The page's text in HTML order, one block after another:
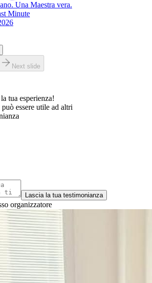
Una Maestra vera.
Minute
Next slide
tua esperienza!
essere utile ad altri
Lascia la tua testimonianza
organizzatore